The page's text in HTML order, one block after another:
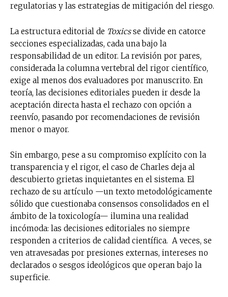
regulatorias y las estrategias de mitigación del riesgo.
La estructura editorial de Toxicsse divide en catorce
secciones especializadas, cada una bajo la
responsabilidad de un editor. La revisión por pares,
considerada la columna vertebral del rigor científico,
exige al menos dos evaluadores por manuscrito. En
teoría, las decisiones editoriales pueden ir desde la
aceptación directa hasta el rechazo con opción a
reenvío, pasando por recomendaciones de revisión
menor o mayor.
Sin embargo, pese a su compromiso explícito con la
transparencia y el rigor, el caso de Charles deja al
descubierto grietas inquietantes en el sistema. El
rechazo de su artículo —un texto metodológicamente
sólido que cuestionaba consensos consolidados en el
ámbito de la toxicología— ilumina una realidad
incómoda: las decisiones editoriales no siempre
responden a criterios de calidad científica. A veces, se
ven atravesadas por presiones externas, intereses no
declarados o sesgos ideológicos que operan bajo la
superficie.